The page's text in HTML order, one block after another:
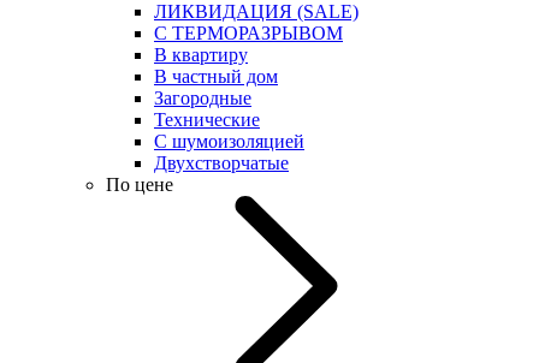
ЛИКВИДАЦИЯ (SALE)
С ТЕРМОРАЗРЫВОМ
В квартиру
В частный дом
Загородные
Технические
С шумоизоляцией
Двухстворчатые
По цене